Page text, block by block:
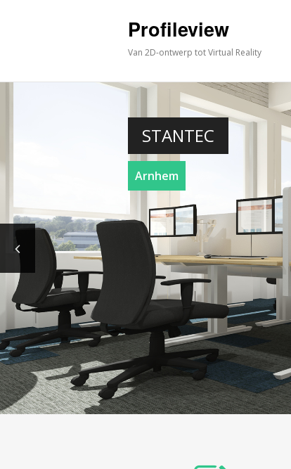
Profileview
Van 2D-ontwerp tot Virtual Reality
STANTEC
Arnhem